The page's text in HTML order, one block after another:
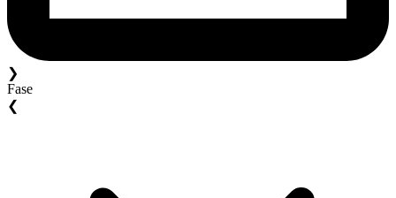
❯
Fase
❮